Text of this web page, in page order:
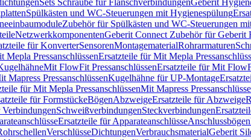
Sets Schraube für FlanschverbindungenGeberit
Spülkästen und WC-Steuerungen mit Hygienespülung
Zubehör für Spülkästen und WC-Steuerungen
NetzwerkkomponentenGeberit Connect Zubehör für Geberit
für KonverterSensorenMontagematerialRohrarmaturen
Mepla PressanschlüssenErsatzteile für Mit Mepla
Mit FlowFit PressanschlüssenErsatzteile für Mit
Mapress PressanschlüssenKugelhähne für UP-Montage
für Mit Mepla PressanschlüssenMit Mapress
für FormstückeBögenAbzweigeErsatzteile für Abzweige
SchweißverbindungenSteckverbindungen
Ersatzteile für ApparateanschlüsseAnschlussbögen
VerschlüsseDichtungenVerbrauchsmaterialGeberit